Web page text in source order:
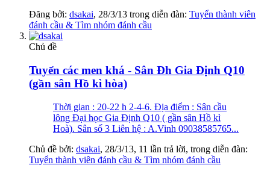
Đăng bởi: dsakai, 28/3/13 trong diễn đàn: Tuyển thành viên
đánh cầu & Tìm nhóm đánh cầu
Chủ đề
Tuyển các men khá - Sân Đh Gia Định Q10
(gần sân Hồ kì hòa)
Thời gian : 20-22 h 2-4-6. Địa điểm : Sân cầu
lông Đại học Gia Định Q10 ( gần sân Hồ kì
Hoà). Sân số 3 Liên hệ : A.Vinh 09038585765...
Chủ đề bởi: dsakai, 28/3/13, 11 lần trả lời, trong diễn đàn:
Tuyển thành viên đánh cầu & Tìm nhóm đánh cầu